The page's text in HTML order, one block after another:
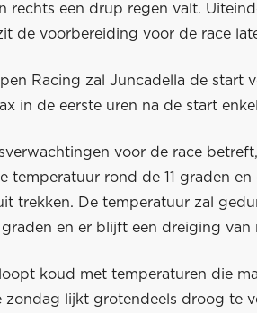
rechts een drup regen valt.
de voorbereiding voor de race
Racing zal Juncadella de start
in de eerste uren na de start
voor de race
temperatuur rond de 11 graden
trekken. De temperatuur zal
en er blijft een dreiging van
koud met temperaturen die
zondag lijkt grotendeels droog te